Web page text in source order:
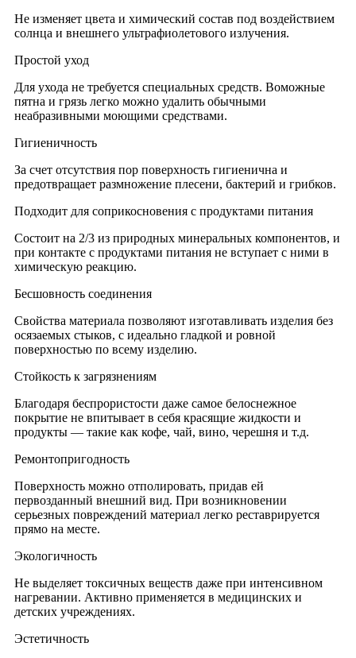
Не изменяет цвета и химический состав под воздействием
солнца и внешнего ультрафиолетового излучения.
Простой уход
Для ухода не требуется специальных средств. Воможные
пятна и грязь легко можно удалить обычными
неабразивными моющими средствами.
Гигиеничность
За счет отсутствия пор поверхность гигиенична и
предотвращает размножение плесени, бактерий и грибков.
Подходит для соприкосновения с продуктами питания
Состоит на 2/3 из природных минеральных компонентов, и
при контакте с продуктами питания не вступает с ними в
химическую реакцию.
Бесшовность соединения
Свойства материала позволяют изготавливать изделия без
осязаемых стыков, с идеально гладкой и ровной
поверхностью по всему изделию.
Стойкость к загрязнениям
Благодаря беспрористости даже самое белоснежное
покрытие не впитывает в себя красящие жидкости и
продукты — такие как кофе, чай, вино, черешня и т.д.
Ремонтопригодность
Поверхность можно отполировать, придав ей
первозданный внешний вид. При возникновении
серьезных повреждений материал легко реставрируется
прямо на месте.
Экологичность
Не выделяет токсичных веществ даже при интенсивном
нагревании. Активно применяется в медицинских и
детских учреждениях.
Эстетичность